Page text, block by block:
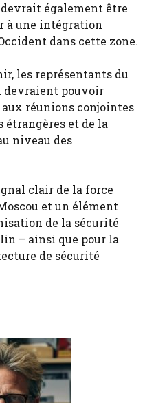
également être
à une intégration
dans cette zone.
les représentants du
devraient pouvoir
réunions conjointes
étrangères et de la
niveau des
clair de la force
et un élément
de la sécurité
– ainsi que pour la
de sécurité